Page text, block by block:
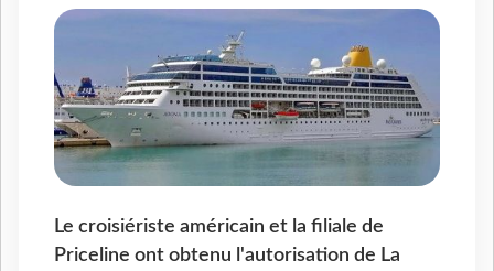
Le croisiériste américain et la filiale de
Priceline ont obtenu l'autorisation de La